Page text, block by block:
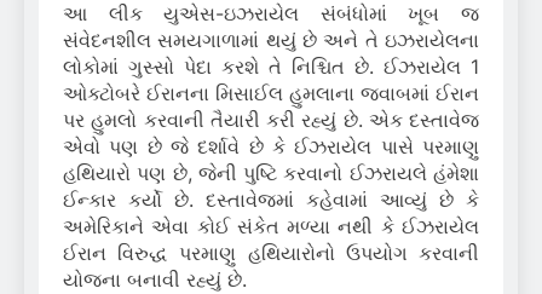
આ લીક યુએસ-ઇઝરાયેલ સંબંધોમાં ખૂબ જ
સંવેદનશીલ સમયગાળામાં થયું છે અને તે ઇઝરાયેલના
લોકોમાં ગુસ્સો પેદા કરશે તે નિશ્ચિત છે. ઈઝરાયેલ 1
ઓક્ટોબરે ઈરાનના મિસાઈલ હુમલાના જવાબમાં ઈરાન
પર હુમલો કરવાની તૈયારી કરી રહ્યું છે. એક દસ્તાવેજ
એવો પણ છે જે દર્શાવે છે કે ઈઝરાયેલ પાસે પરમાણુ
હથિયારો પણ છે, જેની પુષ્ટિ કરવાનો ઈઝરાયલે હંમેશા
ઈન્કાર કર્યો છે. દસ્તાવેજમાં કહેવામાં આવ્યું છે કે
અમેરિકાને એવા કોઈ સંકેત મળ્યા નથી કે ઈઝરાયેલ
ઈરાન વિરુદ્ધ પરમાણુ હથિયારોનો ઉપયોગ કરવાની
યોજના બનાવી રહ્યું છે.